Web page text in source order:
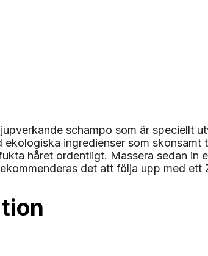
schampo som är
ingredienser som
håret ordentligt. Massera sedan
det att följa upp med ett